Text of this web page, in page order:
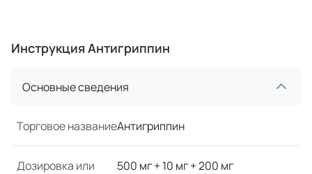
Инструкция Антигриппин
Основные сведения
Торговое названиеАнтигриппин
Дозировка или
500 мг + 10 мг + 200 мг